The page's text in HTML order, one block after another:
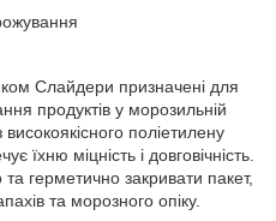
Слайдери призначені для
продуктів у морозильній
поліетилену
міцність і довговічність.
герметично закривати пакет,
та морозного опіку.